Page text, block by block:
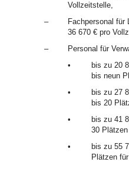
Vollzeitstelle,
–
Fachpersonal für
36 670 € pro
–
Personal für
•
bis zu 20
bis neun
•
bis zu 27
bis 20
•
bis zu 41
30
•
bis zu 55
Plätzen